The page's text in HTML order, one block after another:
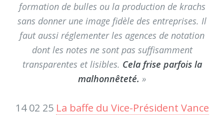
formation de bulles ou la production de krachs
sans donner une image fidèle des entreprises. Il
faut aussi réglementer les agences de notation
dont les notes ne sont pas suffisamment
transparentes et lisibles. Cela frise parfois la
malhonnêteté. »
14 02 25 La baffe du Vice-Président Vance